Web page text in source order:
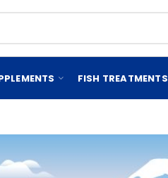
FISH TREATMENTS